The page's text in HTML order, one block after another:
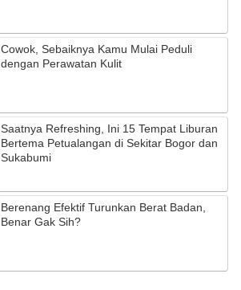
Cowok, Sebaiknya Kamu Mulai Peduli
dengan Perawatan Kulit
Saatnya Refreshing, Ini 15 Tempat Liburan
Bertema Petualangan di Sekitar Bogor dan
Sukabumi
Berenang Efektif Turunkan Berat Badan,
Benar Gak Sih?